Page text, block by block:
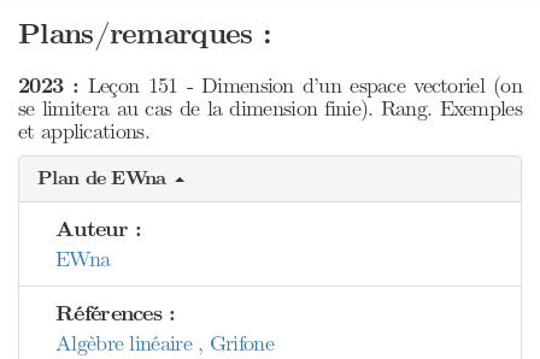
Plans/remarques :
2023 : Leçon 151 - Dimension d’un espace vectoriel (on
se limitera au cas de la dimension finie). Rang. Exemples
et applications.
Plan de EWna
Auteur :
EWna
Références :
Algèbre linéaire , Grifone